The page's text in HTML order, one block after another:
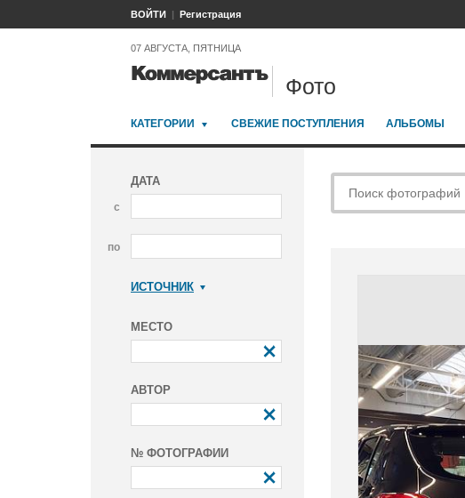
ВОЙТИ Регистрация
07 АВГУСТА, ПЯТНИЦА
Фото
КАТЕГОРИИ СВЕЖИЕ ПОСТУПЛЕНИЯ АЛЬБОМЫ
ДАТА
с
по
ИСТОЧНИК
МЕСТО
АВТОР
№ ФОТОГРАФИИ